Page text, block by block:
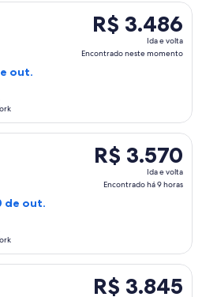
R$ 3.486
Ida
e
R$ 3.486
Ida e volta
Encontrado neste momento
out.
que sai em ter., 29 de set. de
R$ 3.570
Ida
horas
R$ 3.570
Ida e volta
Encontrado há 9 horas
de out.
que sai em qua., 23 de set. de
R$ 3.845
R$ 3.845
que sai em sex., 13 de